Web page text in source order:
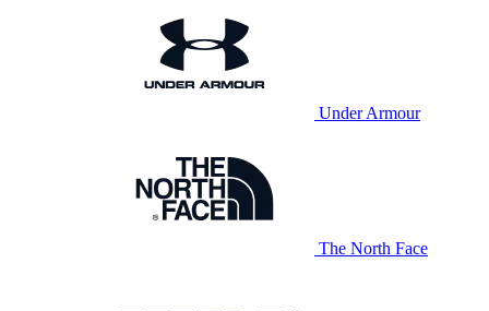
Under Armour
The North Face